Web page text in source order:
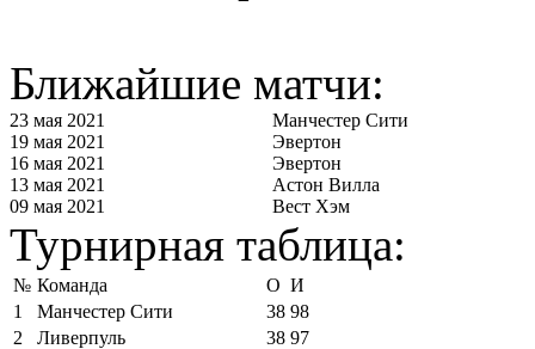
Ближайшие матчи:
23 мая 2021
Манчестер Сити
19 мая 2021
Эвертон
16 мая 2021
Эвертон
13 мая 2021
Астон Вилла
09 мая 2021
Вест Хэм
Турнирная таблица:
№ Команда О И
1
Манчестер Сити 38 98
2
Ливерпуль 38 97